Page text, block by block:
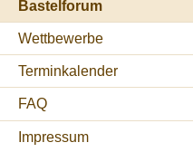
Bastelforum
Wettbewerbe
Terminkalender
FAQ
Impressum